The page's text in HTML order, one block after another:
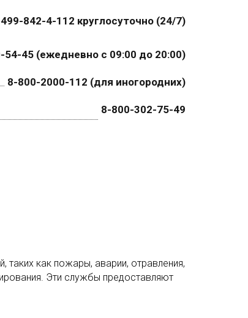
842-4-112 круглосуточно (24/7)
54-45 (ежедневно с 09:00 до 20:00)
8-800-2000-112 (для иногородних)
8-800-302-75-49
как пожары, аварии, отравления,
Эти службы предоставляют